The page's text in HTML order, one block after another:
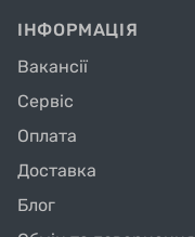
ІНФОРМАЦІЯ
Вакансії
Сервіс
Оплата
Доставка
Блог